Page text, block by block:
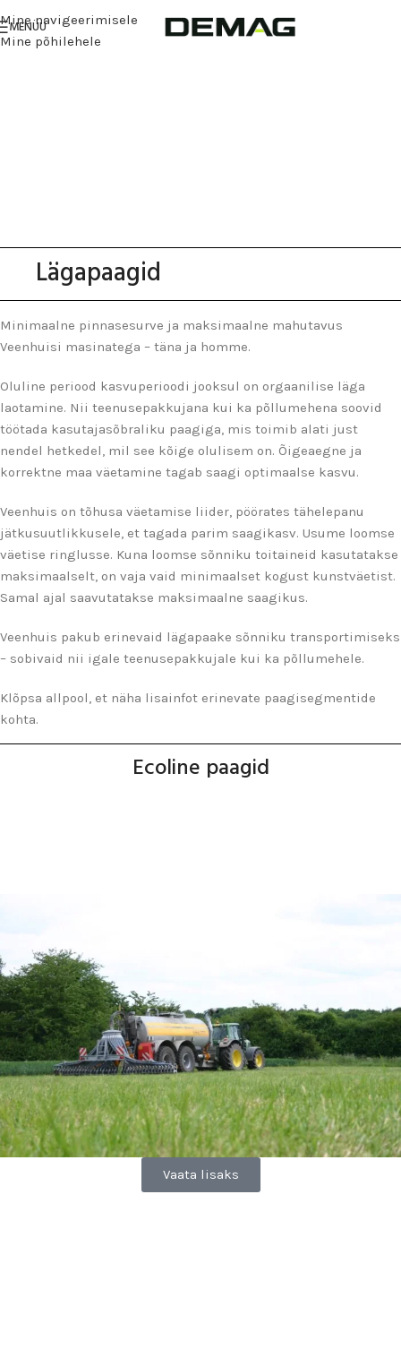
Mine navigeerimisele
Mine põhilehele
MENÜÜ
Lägapaagid
Minimaalne pinnasesurve ja maksimaalne mahutavus
Veenhuisi masinatega – täna ja homme.
Oluline periood kasvuperioodi jooksul on orgaanilise läga
laotamine. Nii teenusepakkujana kui ka põllumehena soovid
töötada kasutajasõbraliku paagiga, mis toimib alati just
nendel hetkedel, mil see kõige olulisem on. Õigeaegne ja
korrektne maa väetamine tagab saagi optimaalse kasvu.
Veenhuis on tõhusa väetamise liider, pöörates tähelepanu
jätkusuutlikkusele, et tagada parim saagikasv. Usume loomse
väetise ringlusse. Kuna loomse sõnniku toitaineid kasutatakse
maksimaalselt, on vaja vaid minimaalset kogust kunstväetist.
Samal ajal saavutatakse maksimaalne saagikus.
Veenhuis pakub erinevaid lägapaake sõnniku transportimiseks
– sobivaid nii igale teenusepakkujale kui ka põllumehele.
Klõpsa allpool, et näha lisainfot erinevate paagisegmentide
kohta.
Ecoline paagid
Vaata lisaks